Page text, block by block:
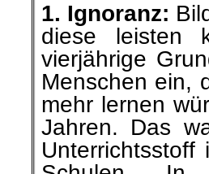
1. Ignoranz:
diese leisten
vierjährige
Menschen ein,
mehr lernen
Jahren. Das